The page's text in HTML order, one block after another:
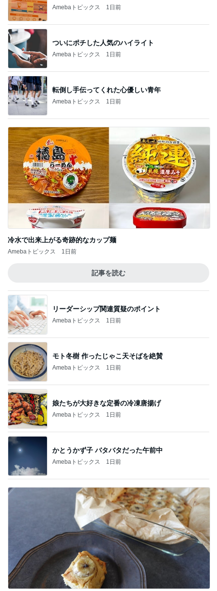
Amebaトピックス 1日前
ついにポチした人気のハイライト
Amebaトピックス 1日前
転倒し手伝ってくれた心優しい青年
Amebaトピックス 1日前
冷水で出来上がる奇跡的なカップ麺
Amebaトピックス 1日前
記事を読む
リーダーシップ関連質疑のポイント
Amebaトピックス 1日前
モト冬樹 作ったじゃこ天そばを絶賛
Amebaトピックス 1日前
娘たちが大好きな定番の冷凍唐揚げ
Amebaトピックス 1日前
かとうかず子 バタバタだった午前中
Amebaトピックス 1日前